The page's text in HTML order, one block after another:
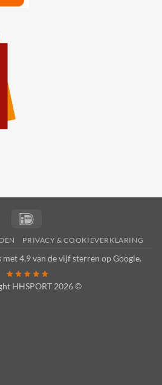
PRIVACY & COOKIEVERKLARING
4,9 van de vijf sterren opGoogle.
HHSPORT 2026 ©